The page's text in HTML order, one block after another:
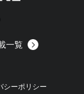
一覧
シーポリシー